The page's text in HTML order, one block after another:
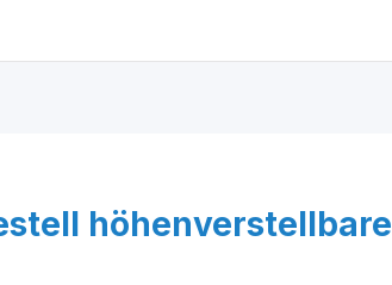
höhenverstellbare